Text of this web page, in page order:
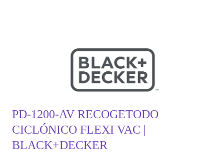
PD-1200-AV RECOGETODO
CICLÓNICO FLEXI VAC |
BLACK+DECKER